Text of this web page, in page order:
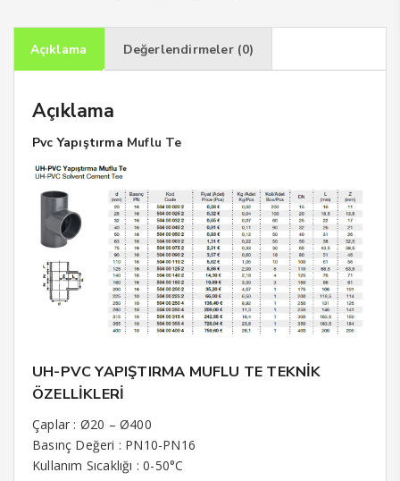
Açıklama Değerlendirmeler (0)
Açıklama
Pvc Yapıştırma Muflu Te
UH-PVC YAPIŞTIRMA MUFLU TE TEKNİK
ÖZELLİKLERİ
Çaplar : Ø20 – Ø400
Basınç Değeri : PN10-PN16
Kullanım Sıcaklığı : 0-50°C